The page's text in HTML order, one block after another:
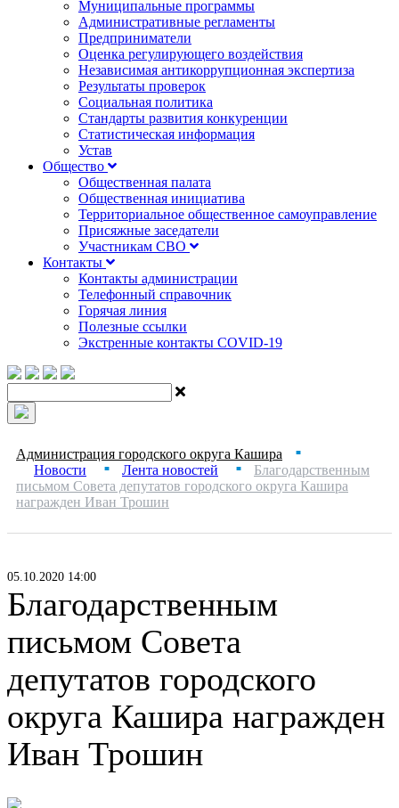
Муниципальные программы
Административные регламенты
Предприниматели
Оценка регулирующего воздействия
Независимая антикоррупционная экспертиза
Результаты проверок
Социальная политика
Стандарты развития конкуренции
Статистическая информация
Устав
Общество
Общественная палата
Общественная инициатива
Территориальное общественное самоуправление
Присяжные заседатели
Участникам СВО
Контакты
Контакты администрации
Телефонный справочник
Горячая линия
Полезные ссылки
Экстренные контакты COVID-19
Администрация городского округа Кашира ■
Новости ■ Лента новостей ■
Благодарственным
письмом Совета депутатов городского округа Кашира
награжден Иван Трошин
05.10.2020 14:00
Благодарственным
письмом Совета
депутатов городского
округа Кашира награжден
Иван Трошин